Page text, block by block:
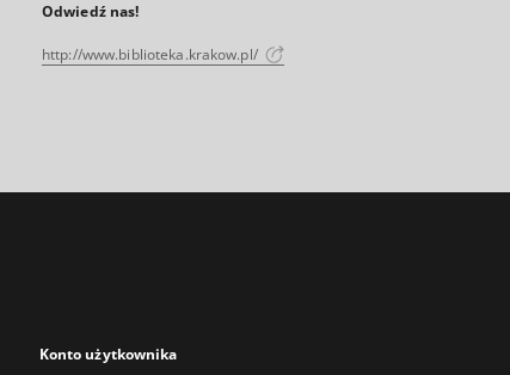
Odwiedź nas!
http://www.biblioteka.krakow.pl/
Konto użytkownika